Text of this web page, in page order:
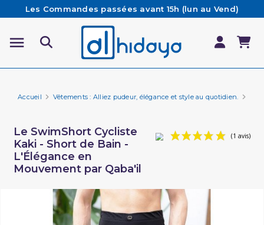
Les Commandes passées avant 15h (lun au Vend)
sont préparées et expédiées le jour même
Besoin d'aide ? Retrouvez notre FAQ
Livraison offerte à partir de 65€ d'achat*
Accueil Vêtements : Alliez pudeur, élégance et style au quotidien.
Le SwimShort Cycliste
Kaki - Short de Bain -
L'Élégance en
Mouvement par Qaba'il